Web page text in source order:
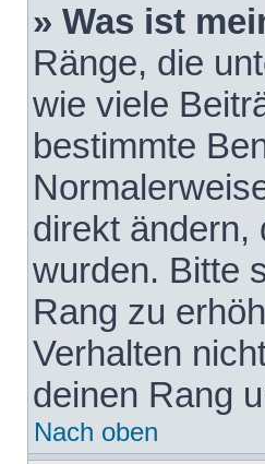
» Was ist
Ränge, die
wie viele
bestimmte
direkt ändern,
wurden. Bitte
Rang zu
Verhalten
deinen Rang
Nach oben